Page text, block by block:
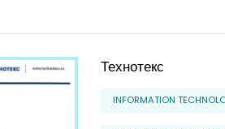
Технотекс
INFORMATION